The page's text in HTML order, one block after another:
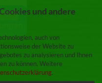
und andere
auch von
der Website zu
zu analysieren und Ihnen
zu können. Weitere
.